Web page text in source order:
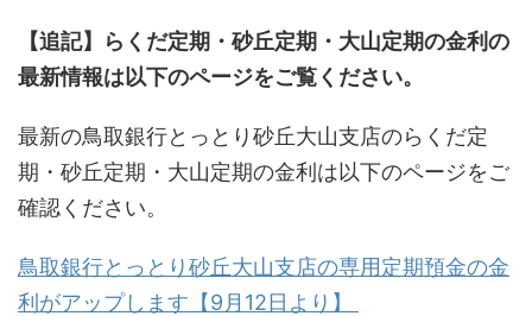
【追記】らくだ定期・砂丘定期・大山定期の金利の
最新情報は以下のページをご覧ください。
最新の鳥取銀行とっとり砂丘大山支店のらくだ定
期・砂丘定期・大山定期の金利は以下のページをご
確認ください。
鳥取銀行とっとり砂丘大山支店の専用定期預金の金
利がアップします【9月12日より】